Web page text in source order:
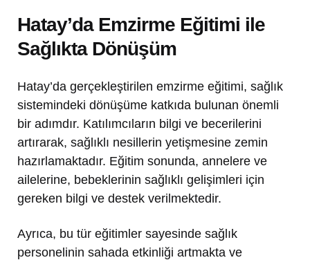
Hatay’da Emzirme Eğitimi ile
Sağlıkta Dönüşüm
Hatay’da gerçekleştirilen emzirme eğitimi, sağlık
sistemindeki dönüşüme katkıda bulunan önemli
bir adımdır. Katılımcıların bilgi ve becerilerini
artırarak, sağlıklı nesillerin yetişmesine zemin
hazırlamaktadır. Eğitim sonunda, annelere ve
ailelerine, bebeklerinin sağlıklı gelişimleri için
gereken bilgi ve destek verilmektedir.
Ayrıca, bu tür eğitimler sayesinde sağlık
personelinin sahada etkinliği artmakta ve